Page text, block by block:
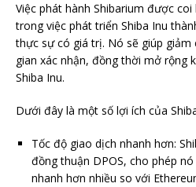
Việc phát hành Shibarium được
trong việc phát triển Shiba Inu
thực sự có giá trị. Nó sẽ giúp giảm
gian xác nhận, đồng thời mở rộng
Shiba Inu.
Dưới đây là một số lợi ích của
Tốc độ giao dịch nhanh hơn:
đồng thuận DPOS, cho phép
nhanh hơn nhiều so với